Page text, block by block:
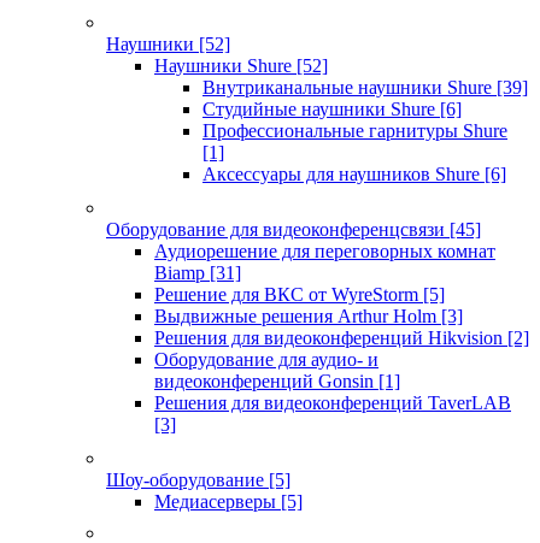
Наушники [52]
Наушники Shure [52]
Внутриканальные наушники Shure [39]
Студийные наушники Shure [6]
Профессиональные гарнитуры Shure
[1]
Аксессуары для наушников Shure [6]
Оборудование для видеоконференцсвязи [45]
Аудиорешение для переговорных комнат
Biamp [31]
Решение для ВКС от WyreStorm [5]
Выдвижные решения Arthur Holm [3]
Решения для видеоконференций Hikvision [2]
Оборудование для аудио- и
видеоконференций Gonsin [1]
Решения для видеоконференций TaverLAB
[3]
Шоу-оборудование [5]
Медиасерверы [5]